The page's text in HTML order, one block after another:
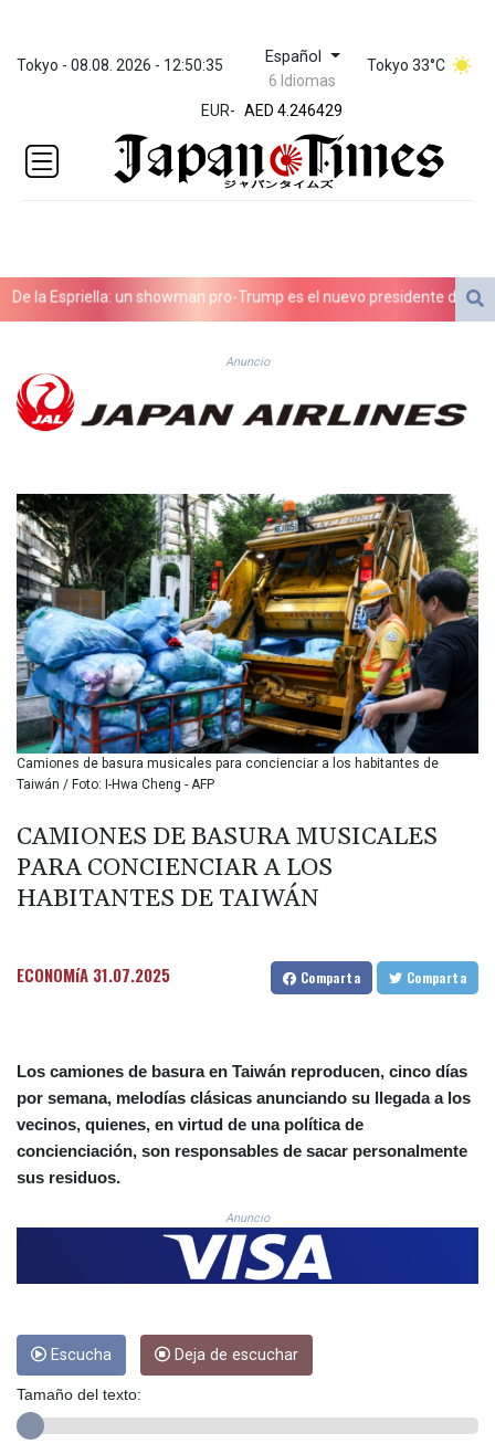
Tokyo - 08.08. 2026 - 12:50:35 Español
6 Idiomas
Tokyo 33°C
EUR-
ZWL 372.275202
AED 4.246429
AED 4.246429
AFN 76.887634
ALL 93.189144
AMD
ARS
1724.882575
AWG 2.082489
BAM 1.961391
BBD 2.328337
BIF 3453.955207
BMD 1.156136
BND 1.481323
BOB 13.739522
BRL 5.876989
BSD 1.155995
BTN 110.001186
BWP 15.603479
BYN 3.442212
BYR
22660.258427
BZD 2.324897
2615.761404
CHF 0.934181
CLF 0.026749
CNY 7.801146
CNH 7.796152
CUC 1.156136
CUP 30.637594
CVE 110.646682
CZK 24.258158
DOP 67.345355
DZD 153.688625
EGP 57.293288
FJD 2.553384
FKP 0.859288
GEL 3.017966
la Espriella: un showman pro-Trump es el nuevo presidente de
Anuncio
Camiones de basura musicales para concienciar a los habitantes de
Taiwán / Foto: I-Hwa Cheng - AFP
CAMIONES DE BASURA MUSICALES
PARA CONCIENCIAR A LOS
HABITANTES DE TAIWÁN
ECONOMíA 31.07.2025 Comparta Comparta
Los camiones de basura en Taiwán reproducen, cinco días
por semana, melodías clásicas anunciando su llegada a los
vecinos, quienes, en virtud de una política de
concienciación, son responsables de sacar personalmente
sus residuos.
Anuncio
Escucha Deja de escuchar
Tamaño del texto: